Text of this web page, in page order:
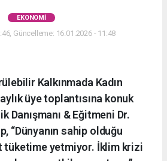
EKONOMI
Güncelleme: 16.01.2026 - 11:48
Kalkınmada Kadın
üye toplantısına konuk
Danışmanı & Eğitmeni Dr.
“Dünyanın sahip olduğu
tüketime yetmiyor. İklim krizi